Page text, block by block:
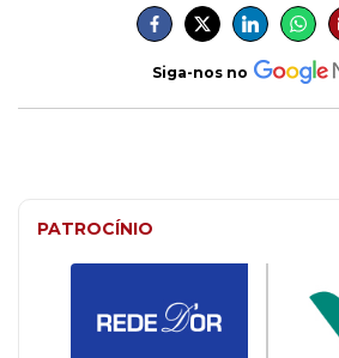
Siga-nos no
PATROCÍNIO